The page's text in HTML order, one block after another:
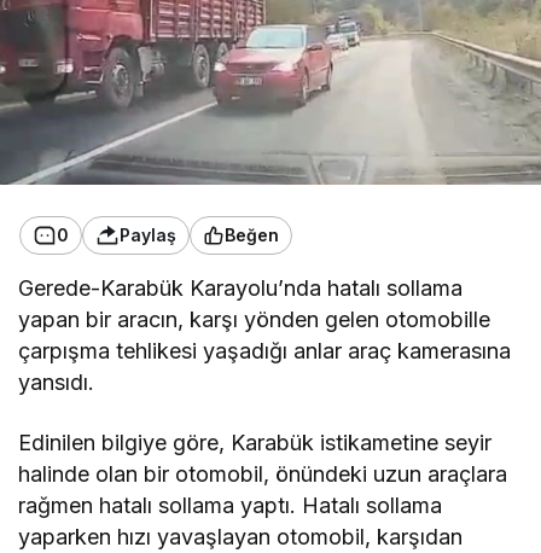
0 Paylaş Beğen
Gerede-Karabük Karayolu’nda hatalı sollama
yapan bir aracın, karşı yönden gelen otomobille
çarpışma tehlikesi yaşadığı anlar araç kamerasına
yansıdı.
Edinilen bilgiye göre, Karabük istikametine seyir
halinde olan bir otomobil, önündeki uzun araçlara
rağmen hatalı sollama yaptı. Hatalı sollama
yaparken hızı yavaşlayan otomobil, karşıdan